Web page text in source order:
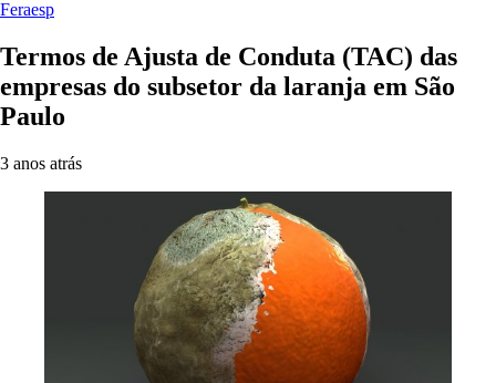
Feraesp
Termos de Ajusta de Conduta (TAC) das
empresas do subsetor da laranja em São
Paulo
3 anos atrás